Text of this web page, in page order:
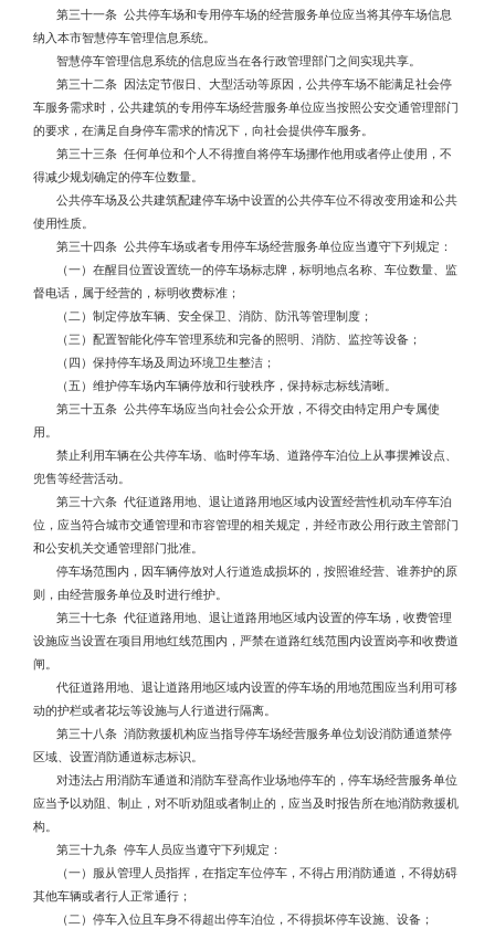
第三十一条 公共停车场和专用停车场的经营服务单位应当将其停车场信息
纳入本市智慧停车管理信息系统。
智慧停车管理信息系统的信息应当在各行政管理部门之间实现共享。
第三十二条 因法定节假日、大型活动等原因，公共停车场不能满足社会停
车服务需求时，公共建筑的专用停车场经营服务单位应当按照公安交通管理部门
的要求，在满足自身停车需求的情况下，向社会提供停车服务。
第三十三条 任何单位和个人不得擅自将停车场挪作他用或者停止使用，不
得减少规划确定的停车位数量。
公共停车场及公共建筑配建停车场中设置的公共停车位不得改变用途和公共
使用性质。
第三十四条 公共停车场或者专用停车场经营服务单位应当遵守下列规定：
（一）在醒目位置设置统一的停车场标志牌，标明地点名称、车位数量、监
督电话，属于经营的，标明收费标准；
（二）制定停放车辆、安全保卫、消防、防汛等管理制度；
（三）配置智能化停车管理系统和完备的照明、消防、监控等设备；
（四）保持停车场及周边环境卫生整洁；
（五）维护停车场内车辆停放和行驶秩序，保持标志标线清晰。
第三十五条 公共停车场应当向社会公众开放，不得交由特定用户专属使
用。
禁止利用车辆在公共停车场、临时停车场、道路停车泊位上从事摆摊设点、
兜售等经营活动。
第三十六条 代征道路用地、退让道路用地区域内设置经营性机动车停车泊
位，应当符合城市交通管理和市容管理的相关规定，并经市政公用行政主管部门
和公安机关交通管理部门批准。
停车场范围内，因车辆停放对人行道造成损坏的，按照谁经营、谁养护的原
则，由经营服务单位及时进行维护。
第三十七条 代征道路用地、退让道路用地区域内设置的停车场，收费管理
设施应当设置在项目用地红线范围内，严禁在道路红线范围内设置岗亭和收费道
闸。
代征道路用地、退让道路用地区域内设置的停车场的用地范围应当利用可移
动的护栏或者花坛等设施与人行道进行隔离。
第三十八条 消防救援机构应当指导停车场经营服务单位划设消防通道禁停
区域、设置消防通道标志标识。
对违法占用消防车通道和消防车登高作业场地停车的，停车场经营服务单位
应当予以劝阻、制止，对不听劝阻或者制止的，应当及时报告所在地消防救援机
构。
第三十九条 停车人员应当遵守下列规定：
（一）服从管理人员指挥，在指定车位停车，不得占用消防通道，不得妨碍
其他车辆或者行人正常通行；
（二）停车入位且车身不得超出停车泊位，不得损坏停车设施、设备；